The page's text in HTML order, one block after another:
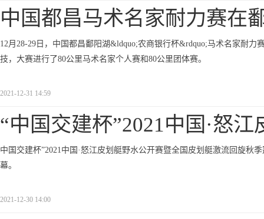
中国都昌马术名家耐力赛在
12月28-29日，中国都昌鄱阳湖&ldquo;农商银行杯&rdquo;马术名家耐
技，大赛进行了80公里马术名家个人赛和80公里团体赛。
2021-12-31 14:59
“中国交建杯”2021中国·怒江
中国交建杯”2021中国·怒江皮划艇野水公开赛暨全国皮划艇激流回旋秋
幕。
2021-12-30 14:00